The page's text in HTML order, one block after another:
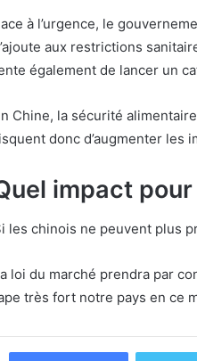
à l’urgence, le
aux restrictions
également de lancer un
Chine, la sécurité
donc d’augmenter les
impact
les chinois ne peuvent plus
loi du marché prendra par
très fort notre pays en ce